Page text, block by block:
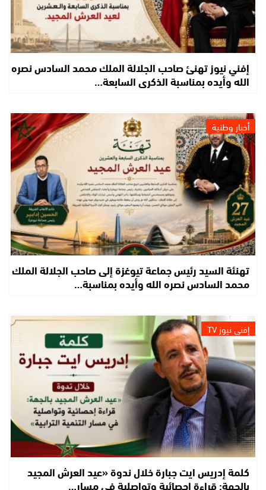
إفني نيوز تهنئ صاحب الجلالة الملك محمد السادس نصره
الله وأيده بمناسبة الذكرى السابعة…
أخبار وطنية
تهنئة السيد رئيس جماعة تيوغزة إلى صاحب الجلالة الملك
محمد السادس نصره الله وأيده بمناسبة…
إفني نيوز TV
كلمة إدريس ايت جبارة خلال ندوة «عيد العرش المجيد
بالجهة: قراءة إحصائية وتواصلية في مسار…